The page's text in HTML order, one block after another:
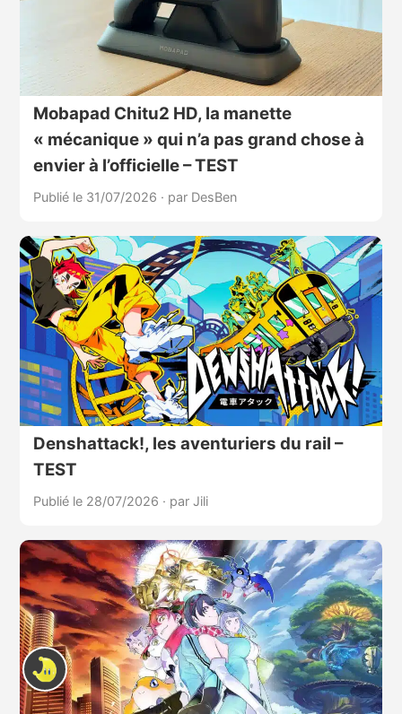
Mobapad Chitu2 HD, la manette
« mécanique » qui n’a pas grand chose à
envier à l’officielle – TEST
Publié le 31/07/2026 · par DesBen
Denshattack!, les aventuriers du rail –
TEST
Publié le 28/07/2026 · par Jili